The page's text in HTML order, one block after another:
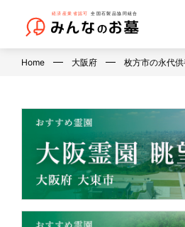
Home 大阪府 枚方市の永代